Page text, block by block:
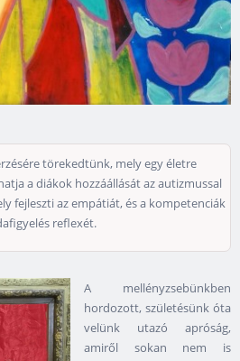
törekedtünk, mely egy életre
a diákok hozzáállását az autizmussal
fejleszti az empátiát, és a kompetenciák
reflexét.
A mellényzsebünkben
hordozott, születésünk óta
velünk utazó apróság,
amiről sokan nem is